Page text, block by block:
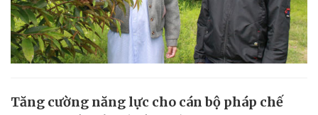
Tăng cường năng lực cho cán bộ pháp chế